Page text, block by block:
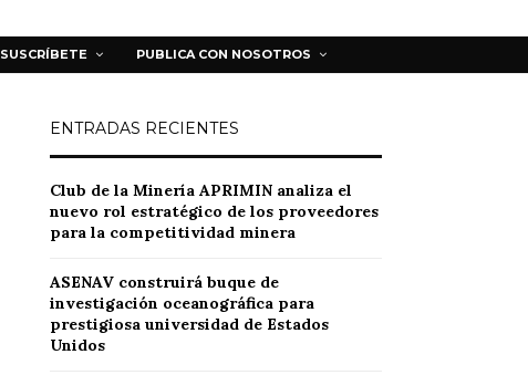
SUSCRÍBETE PUBLICA CON NOSOTROS
ENTRADAS RECIENTES
Club de la Minería APRIMIN analiza el
nuevo rol estratégico de los proveedores
para la competitividad minera
ASENAV construirá buque de
investigación oceanográfica para
prestigiosa universidad de Estados
Unidos